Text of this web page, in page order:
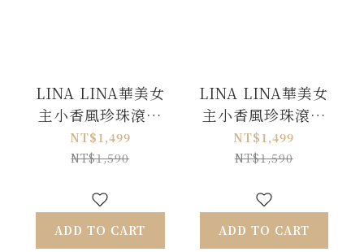
LINA LINA華美女
主小香風珍珠滾邊
鑽石洋裝-優雅杏
M/L
NT$1,499
NT$1,590
ADD TO CART
LINA LINA華美女
主小香風珍珠滾邊
鑽石洋裝-甜美粉
M/L
NT$1,499
NT$1,590
ADD TO CART